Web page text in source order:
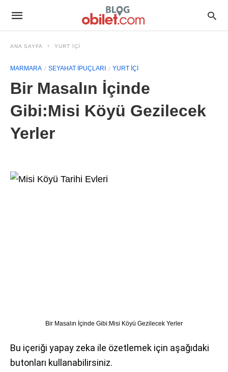
ANA SAYFA YURT İÇI
MARMARA SEYAHAT İPUÇLARI YURT İÇI
Bir Masalın İçinde
Gibi:Misi Köyü Gezilecek
Yerler
Bir Masalın İçinde Gibi:Misi Köyü Gezilecek Yerler
Bu içeriği yapay zeka ile özetlemek için aşağıdaki
butonları kullanabilirsiniz.